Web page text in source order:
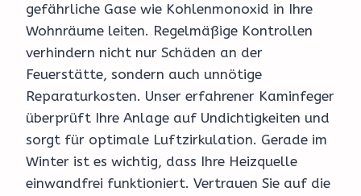
gefährliche Gase wie Kohlenmonoxid in Ihre
Wohnräume leiten. Regelmäßige Kontrollen
verhindern nicht nur Schäden an der
Feuerstätte, sondern auch unnötige
Reparaturkosten. Unser erfahrener Kaminfeger
überprüft Ihre Anlage auf Undichtigkeiten und
sorgt für optimale Luftzirkulation. Gerade im
Winter ist es wichtig, dass Ihre Heizquelle
einwandfrei funktioniert. Vertrauen Sie auf die